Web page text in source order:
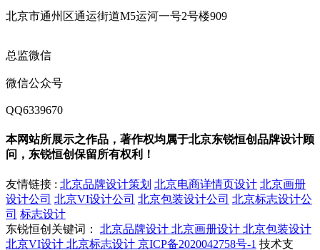
北京市通州区通运街道M5运河一号2号楼909
总监微信
微信公众号
QQ6339670
本网站所展示之作品，著作权均属于北京东锐恒创品牌设计顾
问，东锐恒创保留所有权利！
友情链接 : 北京品牌设计策划 北京电商详情页设计 北京画册
设计公司 北京VI设计公司 北京包装设计公司 北京标志设计公
司 标志设计
东锐恒创关键词：
北京品牌设计 北京画册设计 北京包装设计
北京VI设计 北京标志设计 京ICP备2020042758号-1 技术支